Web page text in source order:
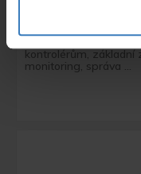
SOFTPLUS
kontrolérům, základní
monitoring, správa ...